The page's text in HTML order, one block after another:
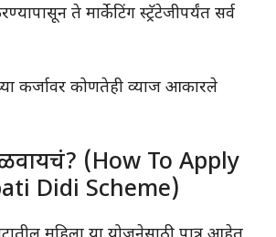
ते मार्केटिंग स्ट्रॅटेजीपर्यंत सर्व
कर्जावर कोणतेही व्याज आकारले
(How To Apply
Didi Scheme)